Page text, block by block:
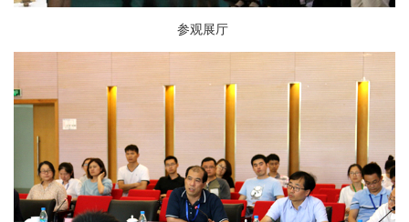
参观展厅